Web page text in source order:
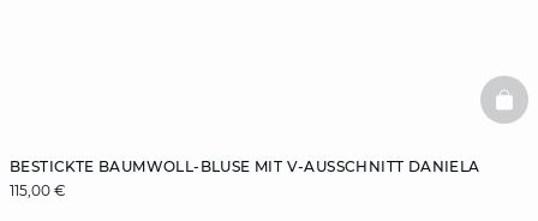
BESTICKTE BAUMWOLL-BLUSE MIT V-AUSSCHNITT DANIELA
115,00 €